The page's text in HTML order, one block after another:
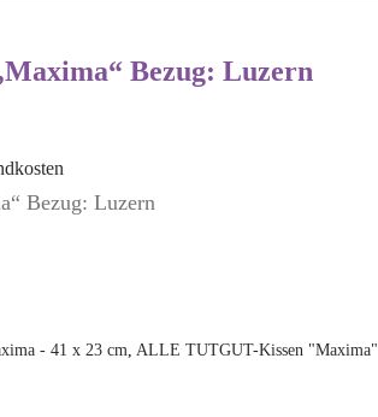
Bezug: Luzern
Bezug: Luzern
- 41 x 23 cm ALLE TUTGUT-Kissen "Maxima"